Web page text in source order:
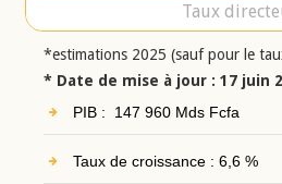
Taux
*estimations 2025 (sauf pour le
* Date de mise à jour : 17 juin
PIB : 147 960 Mds Fcfa
Taux de croissance : 6,6 %